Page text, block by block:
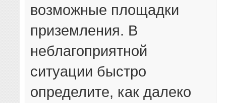
возможные площадки
приземления. В
неблагоприятной
ситуации быстро
определите, как далеко